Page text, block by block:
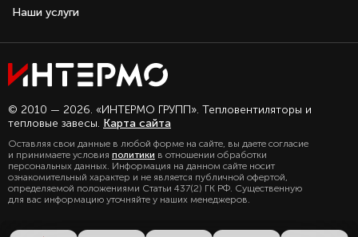
Наши услуги
© 2010 — 2026. «ИНТЕРМО ГРУПП». Тепловентиляторы и
тепловые завесы. Карта сайта
Оставляя свои данные в любой форме на сайте, вы даете согласие
и принимаете условия политики в отношении обработки
персональных данных. Информация на данном сайте носит
ознакомительный характер и не является публичной офертой,
определяемой положениями Статьи 437(2) ГК РФ. Существенную
для вас информацию уточняйте у наших менеджеров.
Оставаясь с нами, вы соглашаетесь на
использование файлов куки.
персональных данных, можете
ознакомиться в нашем разделе
политика конфиденциальности